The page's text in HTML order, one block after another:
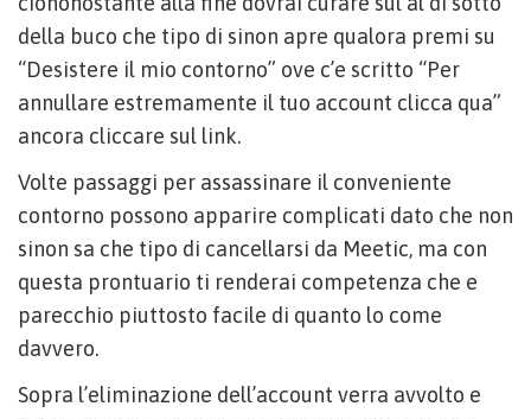
della buco che tipo di sinon apre qualora premi su
“Desistere il mio contorno” ove c’e scritto “Per
annullare estremamente il tuo account clicca qua”
ancora cliccare sul link.
Volte passaggi per assassinare il conveniente
contorno possono apparire complicati dato che non
sinon sa che tipo di cancellarsi da Meetic, ma con
questa prontuario ti renderai competenza che e
parecchio piuttosto facile di quanto lo come
davvero.
Sopra l’eliminazione dell’account verra avvolto e